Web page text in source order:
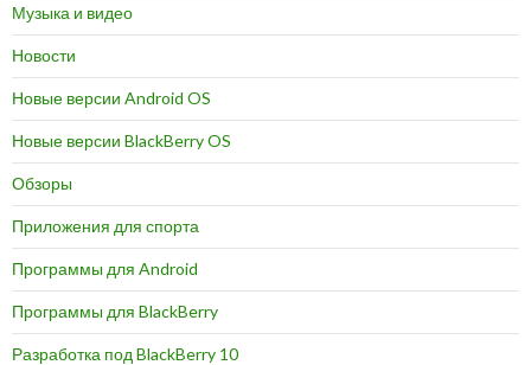
Музыка и видео
Новости
Новые версии Android OS
Новые версии BlackBerry OS
Обзоры
Приложения для спорта
Программы для Android
Программы для BlackBerry
Разработка под BlackBerry 10